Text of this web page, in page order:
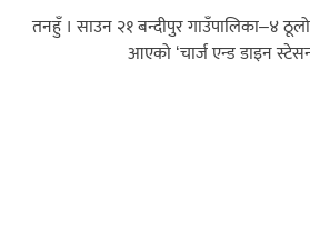
तनहुँ । साउन २१ बन्दीपुर गाउँपालिका–४
आएको ‘चार्ज एन्ड डाइन